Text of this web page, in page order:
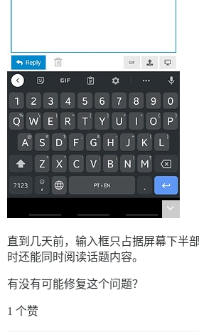
直到几天前，输入框只占据屏幕下半
时还能同时阅读话题内容。
有没有可能修复这个问题？
1 个赞